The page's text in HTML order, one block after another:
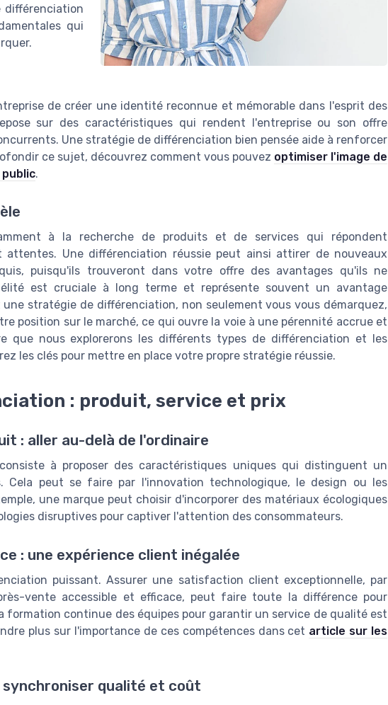
différenciation
qui
de créer une identité reconnue et mémorable dans l'esprit des
sur des caractéristiques qui rendent l'entreprise ou son offre
Une stratégie de différenciation bien pensée aide à renforcer
ce sujet, découvrez comment vous pouvez optimiser l'image de
.
à la recherche de produits et de services qui répondent
attentes. Une différenciation réussie peut ainsi attirer de nouveaux
puisqu'ils trouveront dans votre offre des avantages qu'ils ne
est cruciale à long terme et représente souvent un avantage
stratégie de différenciation, non seulement vous vous démarquez,
position sur le marché, ce qui ouvre la voie à une pérennité accrue et
que nous explorerons les différents types de différenciation et les
les clés pour mettre en place votre propre stratégie réussie.
: produit, service et prix
: aller au-delà de l'ordinaire
à proposer des caractéristiques uniques qui distinguent un
Cela peut se faire par l'innovation technologique, le design ou les
une marque peut choisir d'incorporer des matériaux écologiques
disruptives pour captiver l'attention des consommateurs.
: une expérience client inégalée
puissant. Assurer une satisfaction client exceptionnelle, par
vente accessible et efficace, peut faire toute la différence pour
formation continue des équipes pour garantir un service de qualité est
plus sur l'importance de ces compétences dans cet article sur les
qualité et coût